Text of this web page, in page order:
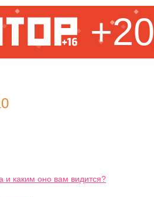
+20
и каким оно вам видится?